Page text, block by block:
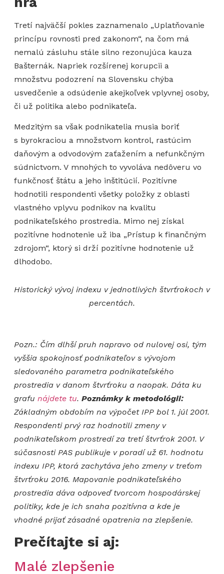
Tretí najväčší pokles zaznamenalo „Uplatňovanie
princípu rovnosti pred zakonom“, na čom má
nemalú zásluhu stále silno rezonujúca kauza
Bašternák. Napriek rozšírenej korupcii a
množstvu podozrení na Slovensku chýba
usvedčenie a odsúdenie akejkoľvek vplyvnej osoby,
či už politika alebo podnikateľa.
Medzitým sa však podnikatelia musia boriť
s byrokraciou a množstvom kontrol, rastúcim
daňovým a odvodovým zaťažením a nefunkčným
súdnictvom. V mnohých to vyvoláva nedôveru vo
funkčnosť štátu a jeho inštitúcií. Pozitívne
hodnotili respondenti všetky položky z oblasti
vlastného vplyvu podnikov na kvalitu
podnikateľského prostredia. Mimo nej získal
pozitívne hodnotenie už iba „Prístup k finančným
zdrojom“, ktorý si drží pozitívne hodnotenie už
dlhodobo.
Historický vývoj indexu v jednotlivých štvrťrokoch v
percentách.
Pozn.: Čím dlhší pruh napravo od nulovej osi, tým
vyššia spokojnosť podnikateľov s vývojom
sledovaného parametra podnikateľského
prostredia v danom štvrťroku a naopak. Dáta ku
grafu nájdete tu. Poznámky k metodológii:
Základným obdobím na výpočet IPP bol 1. júl 2001.
Respondenti prvý raz hodnotili zmeny v
podnikateľskom prostredí za tretí štvrťrok 2001. V
súčasnosti PAS publikuje v poradí už 61. hodnotu
indexu IPP, ktorá zachytáva jeho zmeny v treťom
štvrťroku 2016. Mapovanie podnikateľského
prostredia dáva odpoveď tvorcom hospodárskej
politiky, kde je ich snaha pozitívna a kde je
vhodné prijať zásadné opatrenia na zlepšenie.
Prečítajte si aj:
Malé zlepšenie